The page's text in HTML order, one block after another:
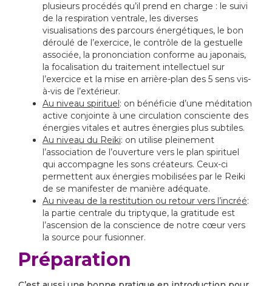
plusieurs procédés qu’il prend en charge : le suivi
de la respiration ventrale, les diverses
visualisations des parcours énergétiques, le bon
déroulé de l’exercice, le contrôle de la gestuelle
associée, la prononciation conforme au japonais,
la focalisation du traitement intellectuel sur
l’exercice et la mise en arrière-plan des 5 sens vis-
à-vis de l’extérieur.
Au niveau spirituel: on bénéficie d’une méditation
active conjointe à une circulation consciente des
énergies vitales et autres énergies plus subtiles.
Au niveau du Reiki: on utilise pleinement
l’association de l’ouverture vers le plan spirituel
qui accompagne les sons créateurs. Ceux-ci
permettent aux énergies mobilisées par le Reiki
de se manifester de manière adéquate.
Au niveau de la restitution ou retour vers l’incréé:
la partie centrale du triptyque, la gratitude est
l’ascension de la conscience de notre cœur vers
la source pour fusionner.
Préparation